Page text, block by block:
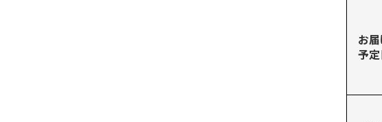
お
予定